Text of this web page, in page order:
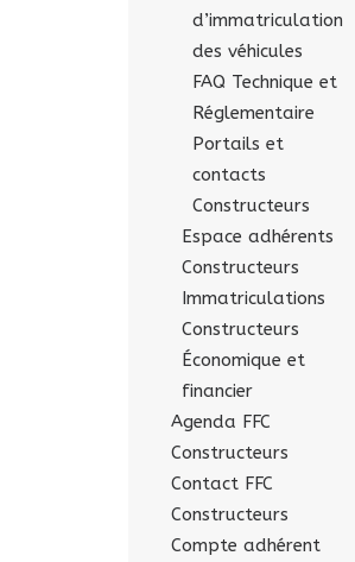
d’immatriculation
des véhicules
FAQ Technique et
Réglementaire
Portails et
contacts
Constructeurs
Espace adhérents
Constructeurs
Immatriculations
Constructeurs
Économique et
financier
Agenda FFC
Constructeurs
Contact FFC
Constructeurs
Compte adhérent